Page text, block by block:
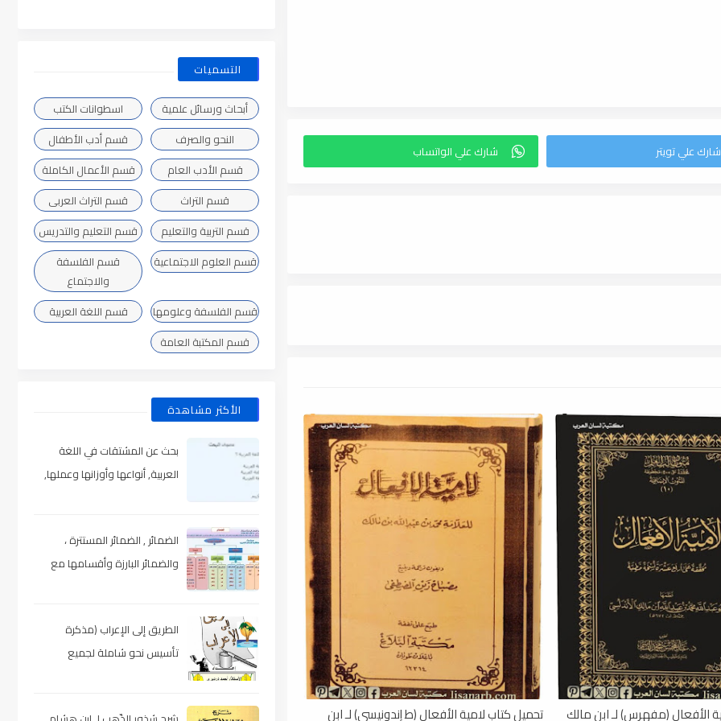
الأفعال (مفهرس) لـ ابن مالك تحميل كتاب لامية الأفعال (ط إندونيسي) لـ ابن
التسميات
أبحاث ورسائل علمية
اسطوانات الكتب
النحو والصرف
قسم أدب الأطفال
قسم الأدب العام
قسم الأعمال الكاملة
قسم التراث
قسم التراث العربى
قسم التربية والتعليم
قسم التعليم والتدريس
قسم العلوم الاجتماعية
قسم الفلسفة
والاجتماع
قسم الفلسفة وعلومها
قسم اللغة العربية
قسم المكتبة العامة
الأكثر مشاهدة
بحث عن المشتقات في اللغة
العربية, أنواعها وأوزانها وعملها,
الضمائر , الضمائر المستترة ،
والضمائر البارزة وأقسامها مع
الطريق إلى الإعراب (مذكرة
تأسيس نحو شاملة لجميع